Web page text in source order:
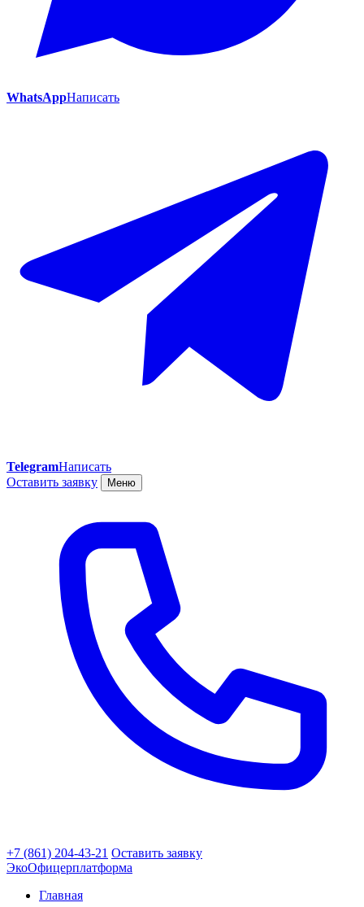
WhatsAppНаписать
TelegramНаписать
Оставить заявку
Меню
+7 (861) 204-43-21 Оставить заявку
ЭкоОфицерплатформа
Главная